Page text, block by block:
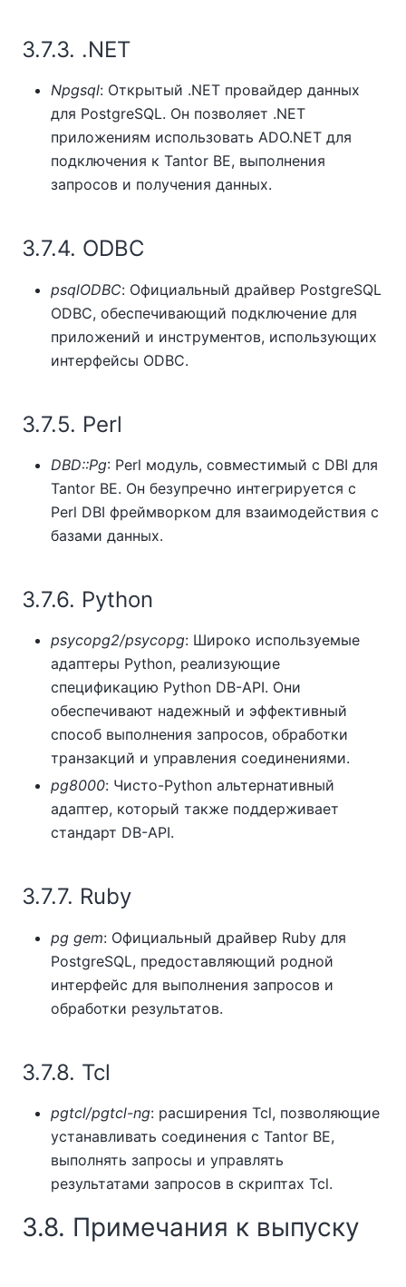
3.7.3. .NET
Npgsql: Открытый .NET провайдер данных
для PostgreSQL. Он позволяет .NET
приложениям использовать ADO.NET для
подключения к Tantor BE, выполнения
запросов и получения данных.
3.7.4. ODBC
psqlODBC: Официальный драйвер PostgreSQL
ODBC, обеспечивающий подключение для
приложений и инструментов, использующих
интерфейсы ODBC.
3.7.5. Perl
DBD::Pg: Perl модуль, совместимый с DBI для
Tantor BE. Он безупречно интегрируется с
Perl DBI фреймворком для взаимодействия с
базами данных.
3.7.6. Python
psycopg2/psycopg: Широко используемые
адаптеры Python, реализующие
спецификацию Python DB-API. Они
обеспечивают надежный и эффективный
способ выполнения запросов, обработки
транзакций и управления соединениями.
pg8000: Чисто-Python альтернативный
адаптер, который также поддерживает
стандарт DB-API.
3.7.7. Ruby
pg gem: Официальный драйвер Ruby для
PostgreSQL, предоставляющий родной
интерфейс для выполнения запросов и
обработки результатов.
3.7.8. Tcl
pgtcl/pgtcl-ng: расширения Tcl, позволяющие
устанавливать соединения с Tantor BE,
выполнять запросы и управлять
результатами запросов в скриптах Tcl.
3.8. Примечания к выпуску